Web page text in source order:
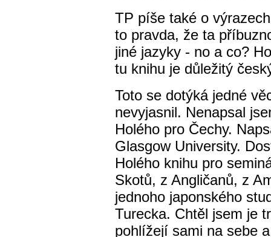
TP píše také o
to pravda, že ta
jiné jazyky - no a co?
tu knihu je důležitý
Toto se dotýká jedné
nevyjasnil. Nenapsal
Holého pro Čechy.
Glasgow University.
Holého knihu pro
Skotů, z Angličanů, z
jednoho japonského
Turecka. Chtěl jsem je
pohlížejí sami na sebe